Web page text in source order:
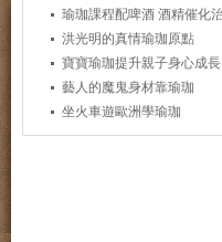
洪光明的真情瑜珈原點
寶寶瑜珈提升親子身心成長
藝人的魔鬼身材靠瑜珈
坐火車遊歐洲學瑜珈